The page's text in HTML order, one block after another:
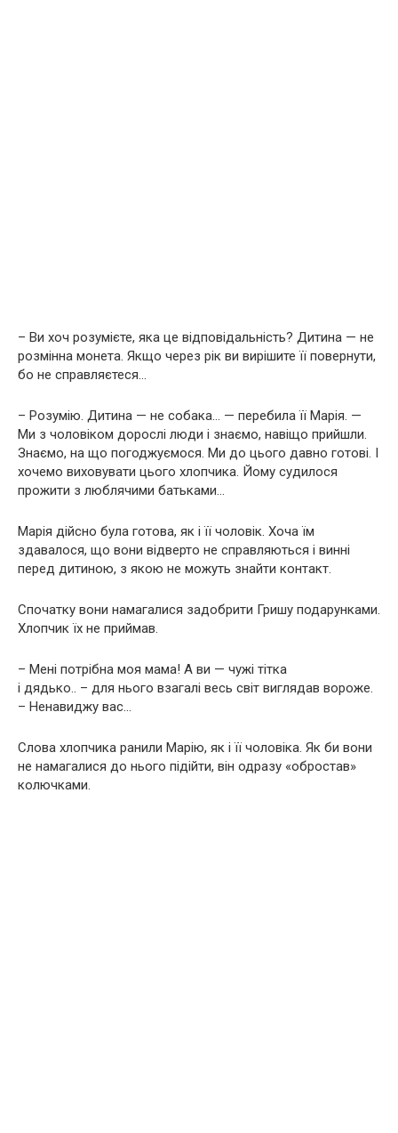
– Ви хоч розумієте, яка це відповідальність? Дитина — не
розмінна монета. Якщо через рік ви вирішите її повернути,
бо не справляєтеся…
– Розумію. Дитина — не собака… — перебила її Марія. —
Ми з чоловіком дорослі люди і знаємо, навіщо прийшли.
Знаємо, на що погоджуємося. Ми до цього давно готові. І
хочемо виховувати цього хлопчика. Йому судилося
прожити з люблячими батьками…
Марія дійсно була готова, як і її чоловік. Хоча їм
здавалося, що вони відверто не справляються і винні
перед дитиною, з якою не можуть знайти контакт.
Спочатку вони намагалися задобрити Гришу подарунками.
Хлопчик їх не приймав.
– Мені потрібна моя мама! А ви — чужі тітка
і дядько.. – для нього взагалі весь світ виглядав вороже.
– Ненавиджу вас…
Слова хлопчика ранили Марію, як і її чоловіка. Як би вони
не намагалися до нього підійти, він одразу «обростав»
колючками.